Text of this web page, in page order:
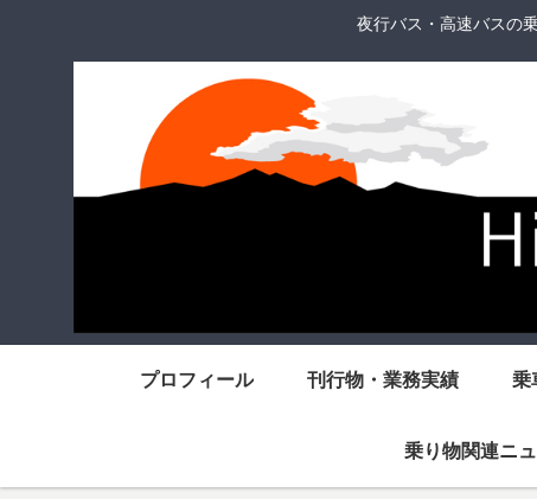
夜行バス・高速バスの
プロフィール 刊行物・業務実績 乗
乗り物関連ニ